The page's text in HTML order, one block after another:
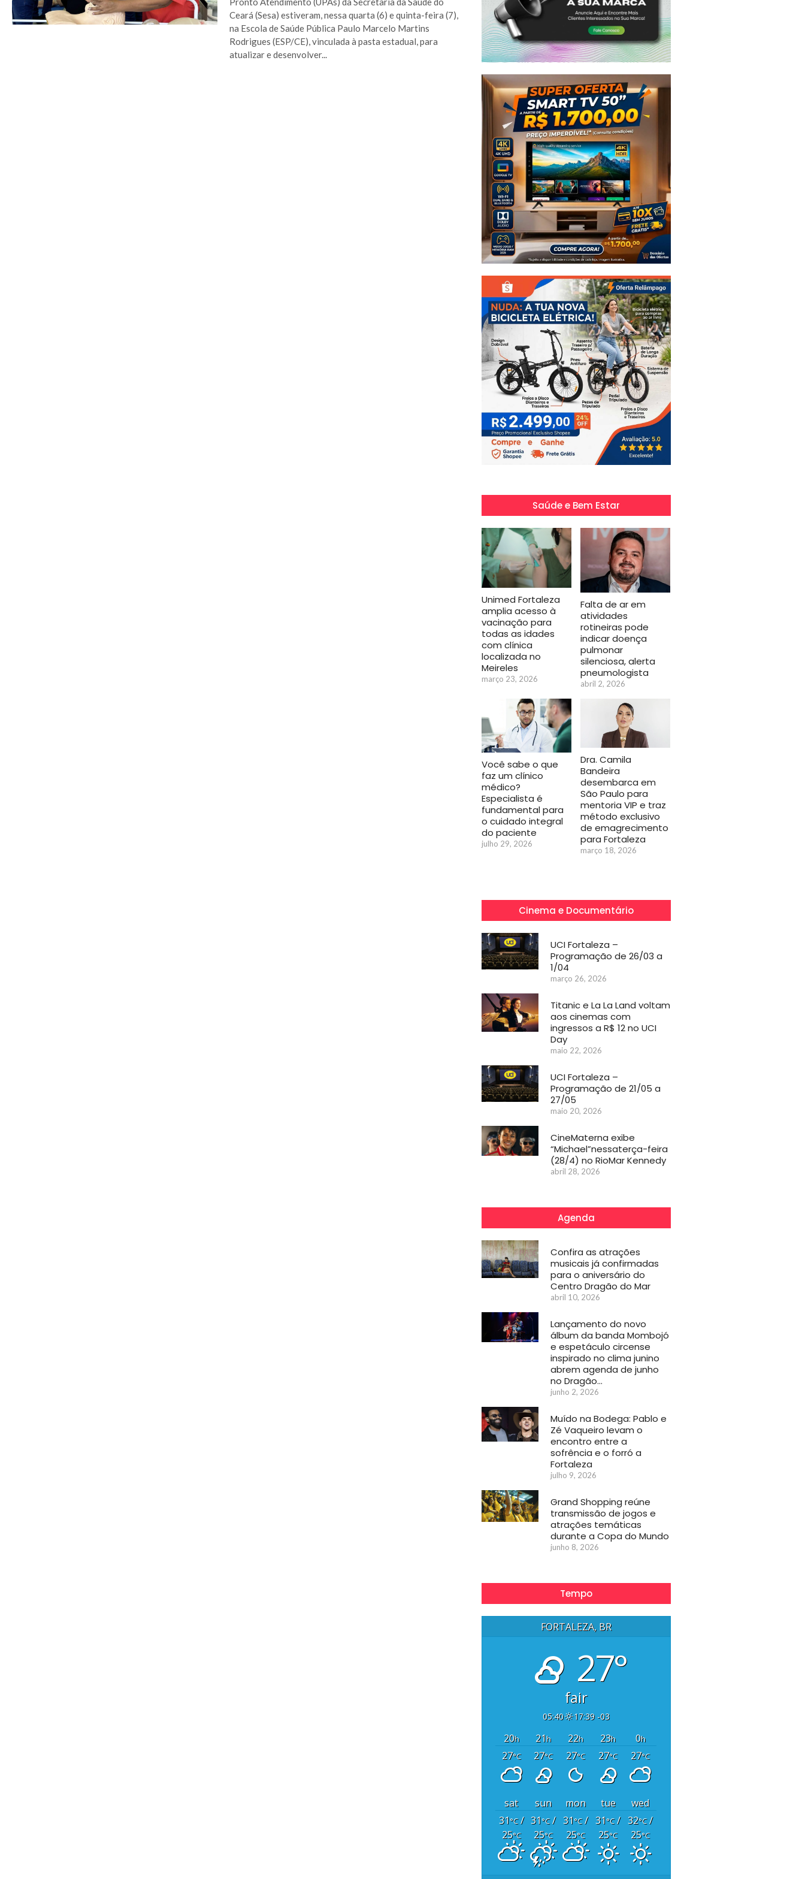
Ceará (Sesa) estiveram, nessa quarta (6) e quinta-feira (7),
na Escola de Saúde Pública Paulo Marcelo Martins
Rodrigues (ESP/CE), vinculada à pasta estadual, para
atualizar e desenvolver...
Saúde e Bem Estar
Unimed Fortaleza
amplia acesso à
vacinação para
todas as idades
com clínica
localizada no
Meireles
março 23, 2026
Falta de ar em
atividades
rotineiras pode
indicar doença
pulmonar
silenciosa, alerta
pneumologista
abril 2, 2026
Você sabe o que
faz um clínico
médico?
Especialista é
fundamental para
o cuidado integral
do paciente
julho 29, 2026
Dra. Camila
Bandeira
desembarca em
São Paulo para
mentoria VIP e traz
método exclusivo
de emagrecimento
para Fortaleza
março 18, 2026
Cinema e Documentário
UCI Fortaleza –
Programação de 26/03 a
1/04
março 26, 2026
Titanic e La La Land voltam
aos cinemas com
ingressos a R$ 12 no UCI
Day
maio 22, 2026
UCI Fortaleza –
Programação de 21/05 a
27/05
maio 20, 2026
CineMaterna exibe
“Michael”nessaterça-feira
(28/4) no RioMar Kennedy
abril 28, 2026
Agenda
Confira as atrações
musicais já confirmadas
para o aniversário do
Centro Dragão do Mar
abril 10, 2026
Lançamento do novo
álbum da banda Mombojó
e espetáculo circense
inspirado no clima junino
abrem agenda de junho
no Dragão…
junho 2, 2026
Muído na Bodega: Pablo e
Zé Vaqueiro levam o
encontro entre a
sofrência e o forró a
Fortaleza
julho 9, 2026
Grand Shopping reúne
transmissão de jogos e
atrações temáticas
durante a Copa do Mundo
junho 8, 2026
Tempo
FORTALEZA, BR
27°
fair
05:40 17:39 -03
20h 21h 22h 23h 0h
27°C 27°C 27°C 27°C 27°C
sat sun mon tue
wed
31°C/
25°C
31°C/
25°C
31°C/
25°C
31°C/
25°C
32°C/
25°C